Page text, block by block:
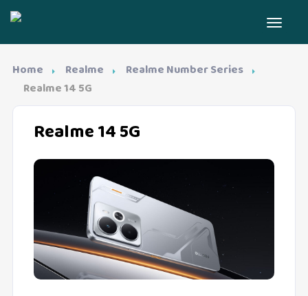
Home Realme
Realme Number Series
Realme 14 5G
Realme 14 5G